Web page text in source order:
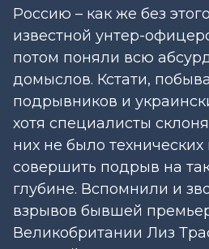
Россию – как же без
известной унтер-
потом поняли всю
домыслов. Кстати,
подрывников и
хотя специалисты
них не было
совершить подрыв на
глубине. Вспомнили и
взрывов бывшей
Великобритании Лиз